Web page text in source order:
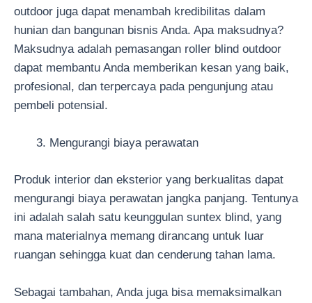
outdoor juga dapat menambah kredibilitas dalam
hunian dan bangunan bisnis Anda. Apa maksudnya?
Maksudnya adalah pemasangan roller blind outdoor
dapat membantu Anda memberikan kesan yang baik,
profesional, dan terpercaya pada pengunjung atau
pembeli potensial.
Mengurangi biaya perawatan
Produk interior dan eksterior yang berkualitas dapat
mengurangi biaya perawatan jangka panjang. Tentunya
ini adalah salah satu keunggulan suntex blind, yang
mana materialnya memang dirancang untuk luar
ruangan sehingga kuat dan cenderung tahan lama.
Sebagai tambahan, Anda juga bisa memaksimalkan